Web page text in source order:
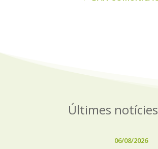
Últimes notícies
06/08/2026